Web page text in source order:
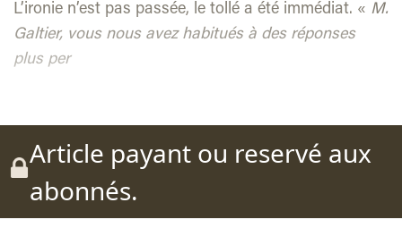
L’ironie n’est pas passée, le tollé a été immédiat. « M.
Galtier, vous nous avez habitués à des réponses
plus per
Article payant ou reservé aux
abonnés.